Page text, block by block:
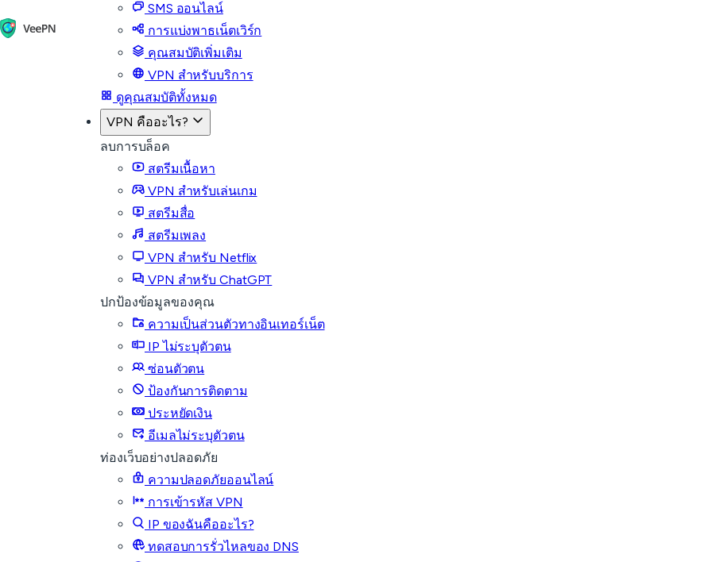
SMS ออนไลน์
การแบ่งพาธเน็ตเวิร์ก
คุณสมบัติเพิ่มเติม
VPN สำหรับบริการ
ดูคุณสมบัติทั้งหมด
VPN คืออะไร?
ลบการบล็อค
สตรีมเนื้อหา
VPN สำหรับเล่นเกม
สตรีมสื่อ
สตรีมเพลง
VPN สำหรับ Netflix
VPN สำหรับ ChatGPT
ปกป้องข้อมูลของคุณ
ความเป็นส่วนตัวทางอินเทอร์เน็ต
IP ไม่ระบุตัวตน
ซ่อนตัวตน
ป้องกันการติดตาม
ประหยัดเงิน
อีเมลไม่ระบุตัวตน
ท่องเว็บอย่างปลอดภัย
ความปลอดภัยออนไลน์
การเข้ารหัส VPN
IP ของฉันคืออะไร?
ทดสอบการรั่วไหลของ DNS